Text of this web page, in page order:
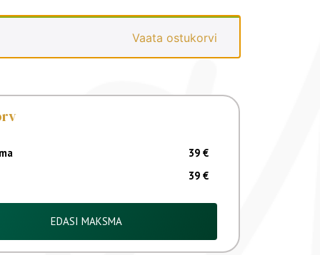
Vaata ostukorvi
39 €
39 €
EDASI MAKSMA